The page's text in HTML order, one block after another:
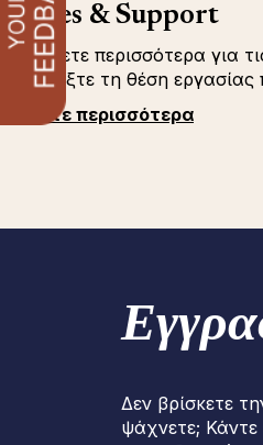
Sales & Support
Μάθετε περισσότερα για
επιλέξτε τη θέση
Δείτε περισσότερα
Δεν βρίσκετε
ψάχνετε;